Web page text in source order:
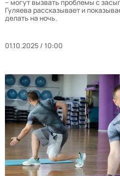
– могут вызвать проблемы с
Гуляева рассказывает и
делать на ночь.
01.10.2025 / 10:00